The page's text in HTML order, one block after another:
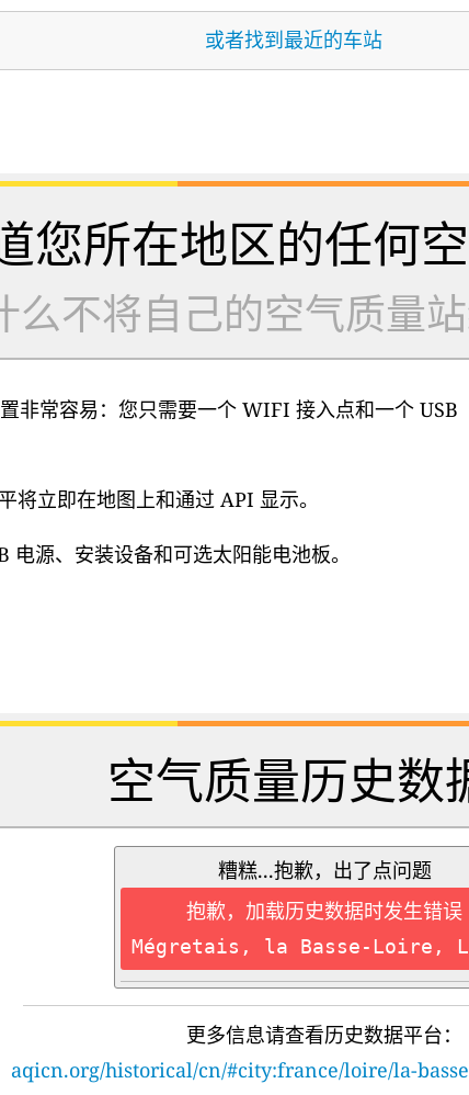
或者找到最近的车站
您所在地区的任何
么不将自己的空气质量站
非常容易：您只需要一个 WIFI 接入点和一个 USB
将立即在地图上和通过 API 显示。
源、安装设备和可选太阳能电池板。
空气质量历史数
糟糕...抱歉，出了点问题
抱歉，加载历史数据时发生错误
Mégretais, la Basse-Loire,
更多信息请查看历史数据平台：
aqicn.org/historical/cn/#city:france/loire/la-